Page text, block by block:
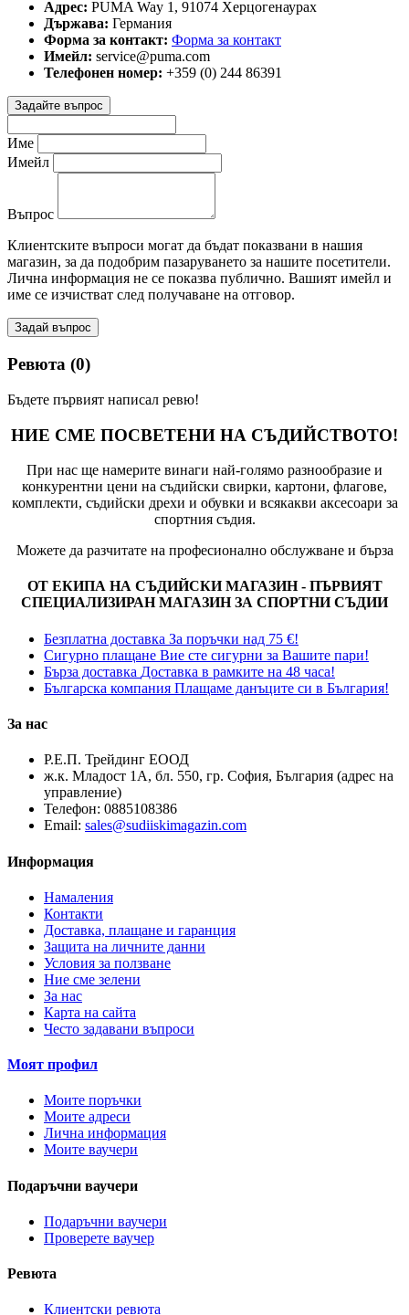
Адрес: PUMA Way 1, 91074 Херцогенаурах
Държава: Германия
Форма за контакт: Форма за контакт
Имейл: service@puma.com
Телефонен номер: +359 (0) 244 86391
Задайте въпрос
Име
Имейл
Въпрос
Клиентските въпроси могат да бъдат показвани в нашия
магазин, за да подобрим пазаруването за нашите посетители.
Лична информация не се показва публично. Вашият имейл и
име се изчистват след получаване на отговор.
Задай въпрос
Ревюта (0)
Бъдете първият написал ревю!
НИЕ СМЕ ПОСВЕТЕНИ НА СЪДИЙСТВОТО!
При нас ще намерите винаги най-голямо разнообразие и
конкурентни цени на съдийски свирки, картони, флагове,
комплекти, съдийски дрехи и обувки и всякакви аксесоари за
спортния съдия.
Можете да разчитате на професионално обслужване и бърза
ОТ ЕКИПА НА СЪДИЙСКИ МАГАЗИН - ПЪРВИЯТ
СПЕЦИАЛИЗИРАН МАГАЗИН ЗА СПОРТНИ СЪДИИ
Безплатна доставка За поръчки над 75 €!
Сигурно плащане Вие сте сигурни за Вашите пари!
Бърза доставка Доставка в рамките на 48 часа!
Българска компания Плащаме данъците си в България!
За нас
Р.Е.П. Трейдинг ЕООД
ж.к. Младост 1А, бл. 550, гр. София, България (адрес на
управление)
Телефон: 0885108386
Email: sales@sudiiskimagazin.com
Информация
Намаления
Контакти
Доставка, плащане и гаранция
Защита на личните данни
Условия за ползване
Ние сме зелени
За нас
Карта на сайта
Често задавани въпроси
Моят профил
Моите поръчки
Моите адреси
Лична информация
Моите ваучери
Подаръчни ваучери
Подаръчни ваучери
Проверете ваучер
Ревюта
Клиентски ревюта